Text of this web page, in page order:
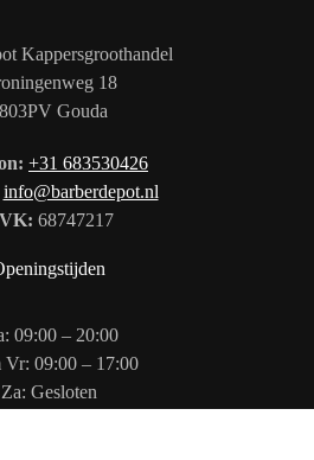
Kappersgroothandel
18
Gouda
+31 683530426
info@barberdepot.nl
68747217
09:00 – 20:00
Vr: 09:00 – 17:00
Za: Gesloten